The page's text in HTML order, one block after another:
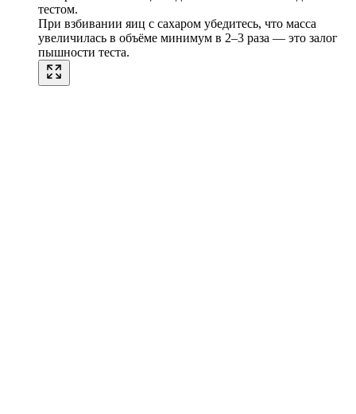
тестом.
При взбивании яиц с сахаром убедитесь, что масса
увеличилась в объёме минимум в 2–3 раза — это залог
пышности теста.